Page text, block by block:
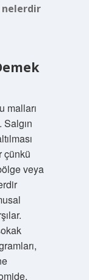
nelerdir
malları
çünkü
veya